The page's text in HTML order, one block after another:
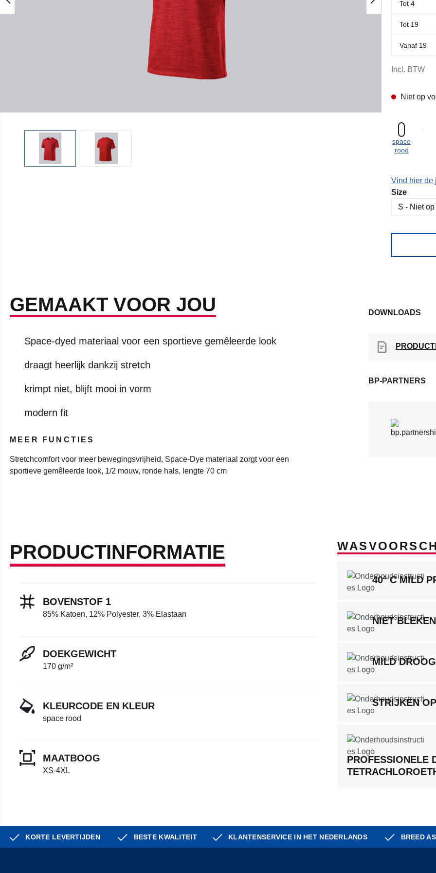
Tot 4
Tot 19
Vanaf 19
Incl. BTW
Niet op
space
rood
Vind hier de
Selecteer
Size
GEMAAKT VOOR JOU
Space-dyed materiaal voor een sportieve gemêleerde look
draagt heerlijk dankzij stretch
krimpt niet, blijft mooi in vorm
modern fit
MEER FUNCTIES
Stretchcomfort voor meer bewegingsvrijheid, Space-Dye materiaal zorgt voor een
sportieve gemêleerde look, 1/2 mouw, ronde hals, lengte 70 cm
DOWNLOADS
BP-PARTNERS
PRODUCTINFORMATIE
BOVENSTOF 1
85% Katoen, 12% Polyester, 3% Elastaan
DOEKGEWICHT
170 g/m²
KLEURCODE EN KLEUR
space rood
MAATBOOG
XS-4XL
40° C MILD
NIET BLEKEN
MILD
STRIJKEN
PROFESSIONELE
KORTE LEVERTIJDEN BESTE KWALITEIT KLANTENSERVICE IN HET NEDERLANDS BREED